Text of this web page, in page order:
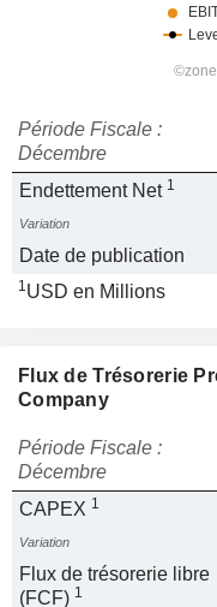
Période Fiscale :
Décembre
Endettement Net 1
Variation
Date de publication
1USD en Millions
Flux de Trésorerie
Company
Période Fiscale :
Décembre
CAPEX 1
Variation
Flux de trésorerie libre
(FCF) 1